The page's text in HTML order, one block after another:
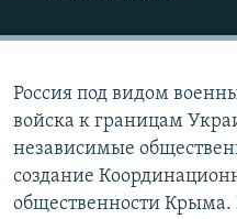
Россия под видом
войска к границам
независимые
создание
общественности Крыма.